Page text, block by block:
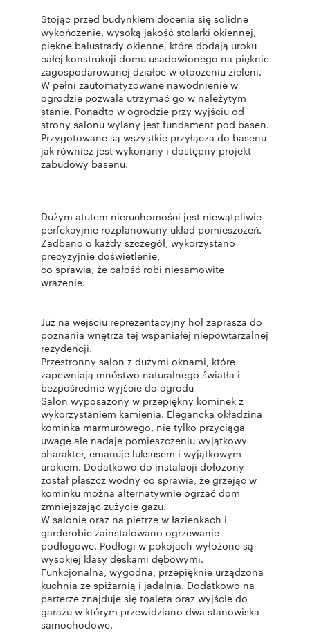
Stojąc przed budynkiem docenia się solidne
wykończenie, wysoką jakość stolarki okiennej,
piękne balustrady okienne, które dodają uroku
całej konstrukcji domu usadowionego na pięknie
zagospodarowanej działce w otoczeniu zieleni.
W pełni zautomatyzowane nawodnienie w
ogrodzie pozwala utrzymać go w należytym
stanie. Ponadto w ogrodzie przy wyjściu od
strony salonu wylany jest fundament pod basen.
Przygotowane są wszystkie przyłącza do basenu
jak również jest wykonany i dostępny projekt
zabudowy basenu.
Dużym atutem nieruchomości jest niewątpliwie
perfekcyjnie rozplanowany układ pomieszczeń.
Zadbano o każdy szczegół, wykorzystano
precyzyjnie doświetlenie,
co sprawia, że całość robi niesamowite
wrażenie.
Już na wejściu reprezentacyjny hol zaprasza do
poznania wnętrza tej wspaniałej niepowtarzalnej
rezydencji.
Przestronny salon z dużymi oknami, które
zapewniają mnóstwo naturalnego światła i
bezpośrednie wyjście do ogrodu
Salon wyposażony w przepiękny kominek z
wykorzystaniem kamienia. Elegancka okładzina
kominka marmurowego, nie tylko przyciąga
uwagę ale nadaje pomieszczeniu wyjątkowy
charakter, emanuje luksusem i wyjątkowym
urokiem. Dodatkowo do instalacji dołożony
został płaszcz wodny co sprawia, że grzejąc w
kominku można alternatywnie ogrzać dom
zmniejszając zużycie gazu.
W salonie oraz na pietrze w łazienkach i
garderobie zainstalowano ogrzewanie
podłogowe. Podłogi w pokojach wyłożone są
wysokiej klasy deskami dębowymi.
Funkcjonalna, wygodna, przepięknie urządzona
kuchnia ze spiżarnią i jadalnia. Dodatkowo na
parterze znajduje się toaleta oraz wyjście do
garażu w którym przewidziano dwa stanowiska
samochodowe.